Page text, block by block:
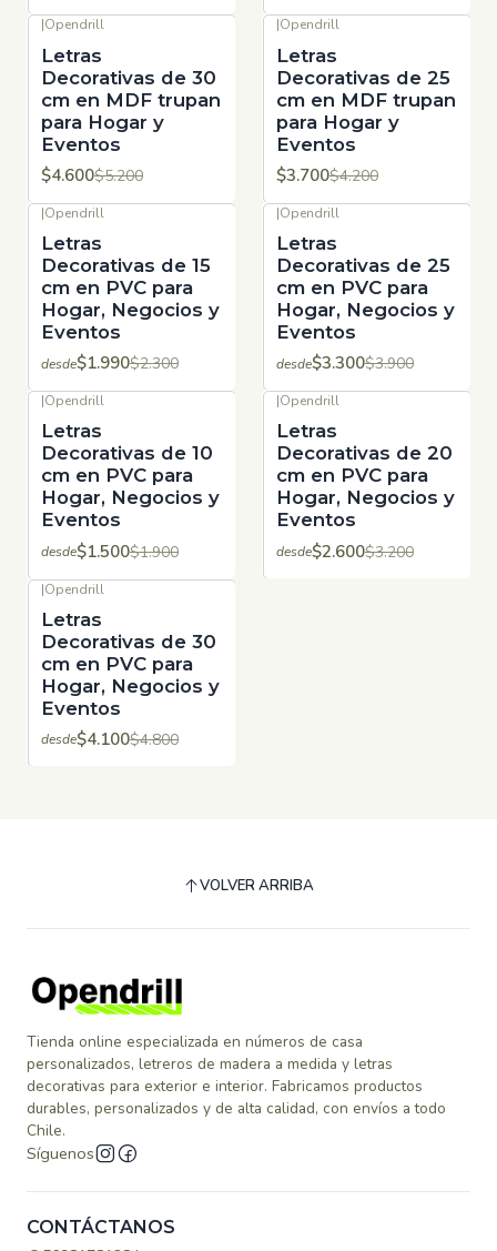
|Opendrill
Letras
Decorativas de 30
cm en MDF trupan
para Hogar y
Eventos
$4.600$5.200
|Opendrill
Letras
Decorativas de 25
cm en MDF trupan
para Hogar y
Eventos
$3.700$4.200
|Opendrill
Letras
Decorativas de 15
cm en PVC para
Hogar, Negocios y
Eventos
desde$1.990$2.300
|Opendrill
Letras
Decorativas de 25
cm en PVC para
Hogar, Negocios y
Eventos
desde$3.300$3.900
|Opendrill
Letras
Decorativas de 10
cm en PVC para
Hogar, Negocios y
Eventos
desde$1.500$1.900
|Opendrill
Letras
Decorativas de 20
cm en PVC para
Hogar, Negocios y
Eventos
desde$2.600$3.200
|Opendrill
Letras
Decorativas de 30
cm en PVC para
Hogar, Negocios y
Eventos
desde$4.100$4.800
VOLVER ARRIBA
Tienda online especializada en números de casa
personalizados, letreros de madera a medida y letras
decorativas para exterior e interior. Fabricamos productos
durables, personalizados y de alta calidad, con envíos a todo
Chile.
Síguenos
CONTÁCTANOS